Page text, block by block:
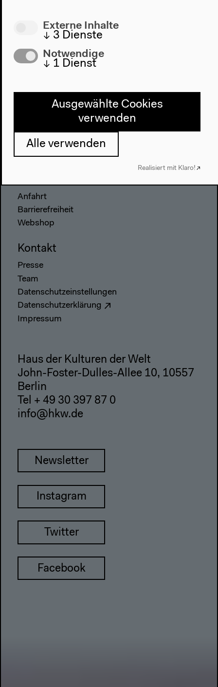
Programm
2022
Architektur
Geschichte
Anfahrt
Barrierefreiheit
Webshop
Kontakt
Presse
Team
Datenschutzeinstellungen
Datenschutzerklärung
Impressum
Haus der Kulturen der Welt
John-Foster-Dulles-Allee 10, 10557
Berlin
Tel + 49 30 397 87 0
info@hkw.de
Newsletter
Instagram
Twitter
Facebook
Externe Inhalte
↓ 3 Dienste
Notwendige
↓ 1 Dienst
Ausgewählte Cookies
verwenden
Alle verwenden
Realisiert mit Klaro!